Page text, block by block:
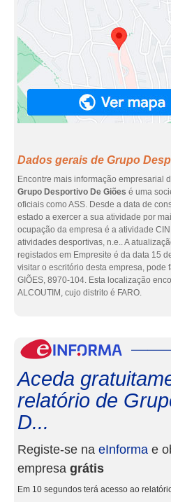
Dados gerais de Grupo
Encontre mais informação empresarial
Grupo Desportivo De Giões é uma
oficiais como ASS. Desde a data de
estado a exercer a sua atividade por
ocupação da empresa é a atividade
atividades desportivas, n.e.. A
registados em Empresite é da data 15
visitar o escritório desta empresa, pode
GIÕES, 8970-104. Esta localização
ALCOUTIM, cujo distrito é FARO.
Aceda
relatório de
D...
Registe-se na eInforma e
empresa grátis
Em 10 segundos terá acesso ao